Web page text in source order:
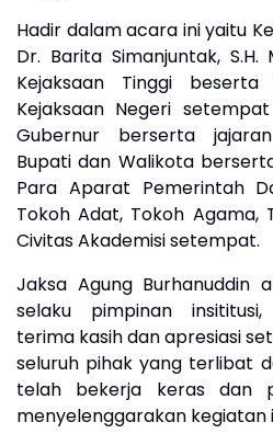
Hadir dalam acara ini yaitu
Dr. Barita Simanjuntak, S.H.
Kejaksaan Tinggi
Kejaksaan Negeri
Gubernur berserta
Bupati dan Walikota
Para Aparat Pemerintah
Tokoh Adat, Tokoh Agama,
Civitas Akademisi setempat.
Jaksa Agung Burhanuddin
selaku pimpinan
terima kasih dan apresiasi
seluruh pihak yang terlibat
telah bekerja keras dan
menyelenggarakan kegiatan